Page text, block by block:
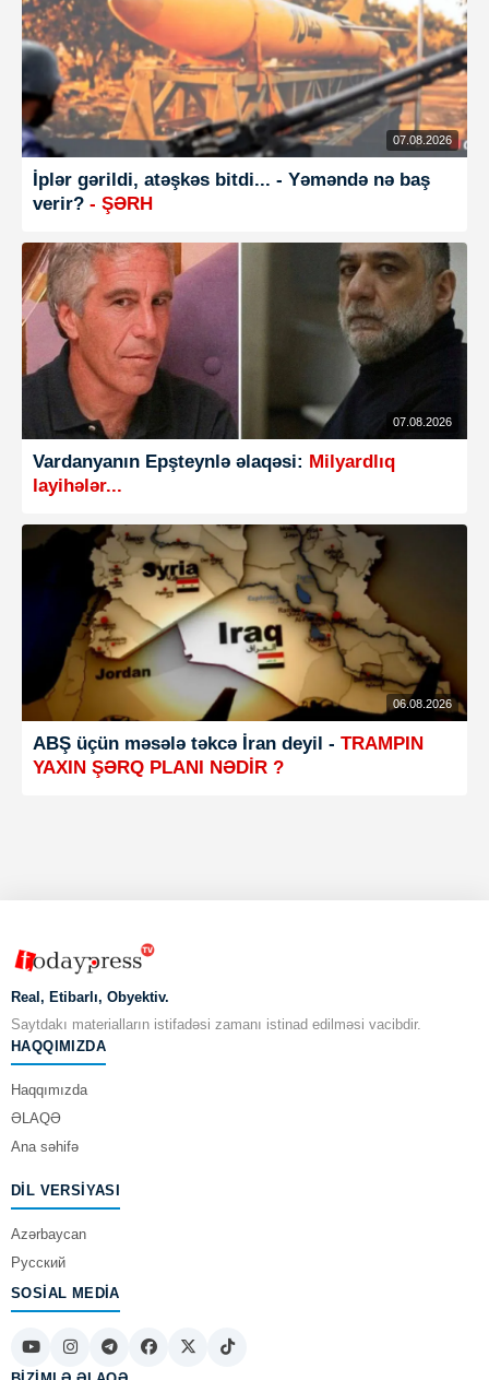
07.08.2026
İplər gərildi, atəşkəs bitdi... - Yəməndə nə baş
verir? - ŞƏRH
07.08.2026
Vardanyanın Epşteynlə əlaqəsi: Milyardlıq
layihələr...
06.08.2026
ABŞ üçün məsələ təkcə İran deyil - TRAMPIN
YAXIN ŞƏRQ PLANI NƏDİR ?
Real, Etibarlı, Obyektiv.
Saytdakı materialların istifadəsi zamanı istinad edilməsi vacibdir.
HAQQIMIZDA
Haqqımızda
ƏLAQƏ
Ana səhifə
DIL VERSIYASI
Azərbaycan
Русский
SOSIAL MEDIA